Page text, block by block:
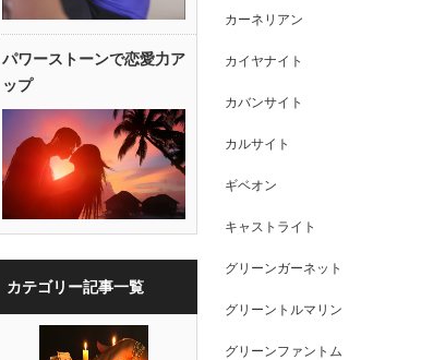
パワーストーンで恋愛力ア
ップ
カテゴリー記事一覧
カーネリアン
カイヤナイト
カバンサイト
カルサイト
ギベオン
キャストライト
グリーンガーネット
グリーントルマリン
グリーンファントム